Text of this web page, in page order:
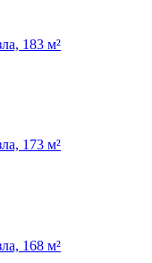
183 м²
173 м²
168 м²